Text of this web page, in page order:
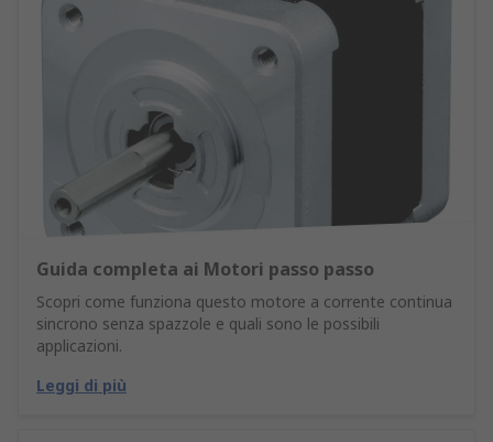
Guida completa ai Motori passo passo
Scopri come funziona questo motore a corrente continua
sincrono senza spazzole e quali sono le possibili
applicazioni.
Leggi di più